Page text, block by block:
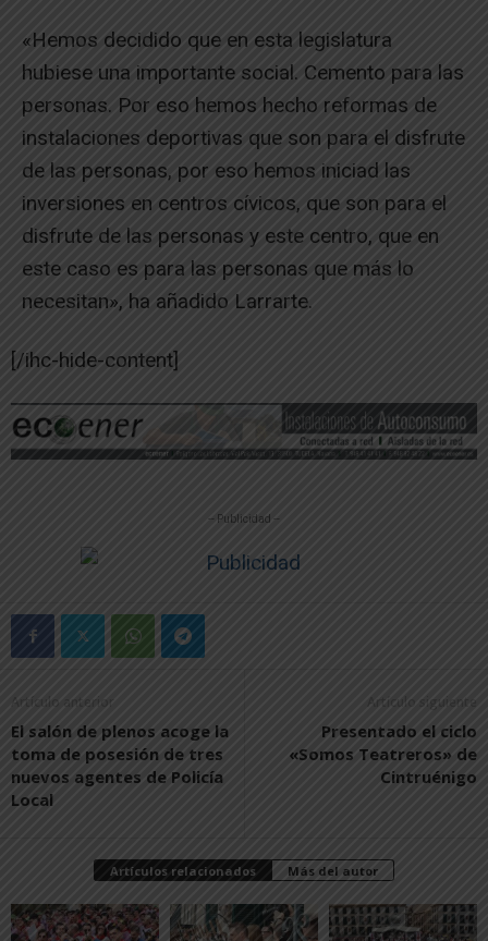
«Hemos decidido que en esta legislatura
hubiese una importante social. Cemento para las
personas. Por eso hemos hecho reformas de
instalaciones deportivas que son para el disfrute
de las personas, por eso hemos iniciad las
inversiones en centros cívicos, que son para el
disfrute de las personas y este centro, que en
este caso es para las personas que más lo
necesitan», ha añadido Larrarte.
[/ihc-hide-content]
-- Publicidad --
Artículo anterior
El salón de plenos acoge la
toma de posesión de tres
nuevos agentes de Policía
Local
Artículo siguiente
Presentado el ciclo
«Somos Teatreros» de
Cintruénigo
Artículos relacionados Más del autor